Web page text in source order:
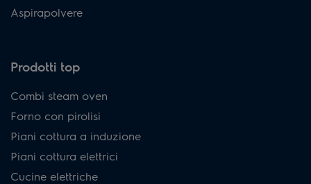
Aspirapolvere
Prodotti top
Combi steam oven
Forno con pirolisi
Piani cottura a induzione
Piani cottura elettrici
Cucine elettriche